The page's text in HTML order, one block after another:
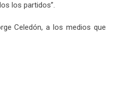
los partidos”.
Celedón, a los medios que